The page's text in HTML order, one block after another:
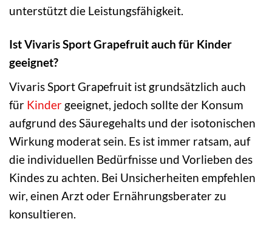
unterstützt die Leistungsfähigkeit.
Ist Vivaris Sport Grapefruit auch für Kinder
geeignet?
Vivaris Sport Grapefruit ist grundsätzlich auch
für Kinder geeignet, jedoch sollte der Konsum
aufgrund des Säuregehalts und der isotonischen
Wirkung moderat sein. Es ist immer ratsam, auf
die individuellen Bedürfnisse und Vorlieben des
Kindes zu achten. Bei Unsicherheiten empfehlen
wir, einen Arzt oder Ernährungsberater zu
konsultieren.